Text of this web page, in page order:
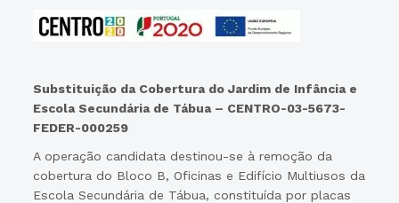
Substituição da Cobertura do Jardim de Infância e
Escola Secundária de Tábua – CENTRO-03-5673-
FEDER-000259
A operação candidata destinou-se à remoção da
cobertura do Bloco B, Oficinas e Edifício Multiusos da
Escola Secundária de Tábua, constituída por placas